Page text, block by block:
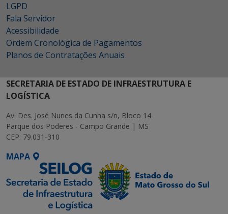
LGPD
Fala Servidor
Acessibilidade
Ordem Cronológica de Pagamentos
Planos de Contratações Anuais
SECRETARIA DE ESTADO DE INFRAESTRUTURA E
LOGÍSTICA
Av. Des. José Nunes da Cunha s/n, Bloco 14
Parque dos Poderes - Campo Grande | MS
CEP: 79.031-310
MAPA